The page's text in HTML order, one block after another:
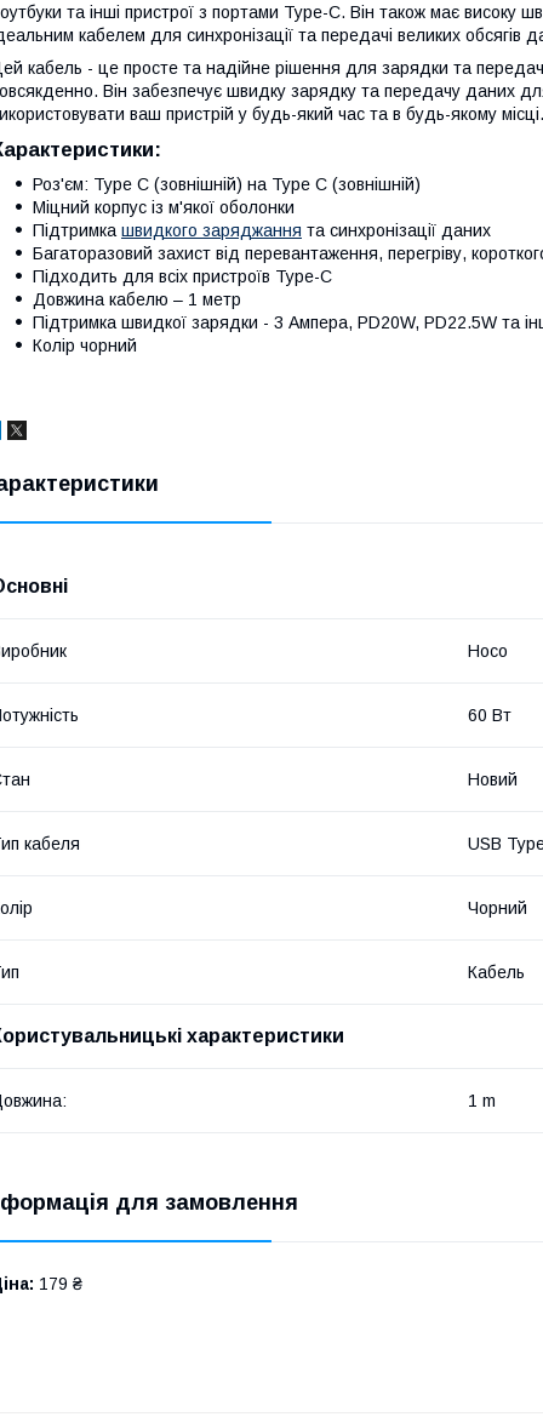
та інші пристрої з портами Type-C. Він також має високу
кабелем для синхронізації та передачі великих обсягів
кабель - це просте та надійне рішення для зарядки та
Він забезпечує швидку зарядку та передачу даних
ваш пристрій у будь-який час та в будь-якому місці.
Роз'єм: Type C (зовнішній) на Type C (зовнішній)
Міцний корпус із м'якої оболонки
Підтримка швидкого заряджання та синхронізації даних
Багаторазовий захист від перевантаження, перегріву,
Підходить для всіх пристроїв Type-C
Довжина кабелю – 1 метр
Підтримка швидкої зарядки - 3 Ампера, PD20W, PD22.5W та
Колір чорний
Hoco
60 Вт
Новий
кабеля USB
Чорний
Кабель
характеристики
1 m
для замовлення
179 ₴